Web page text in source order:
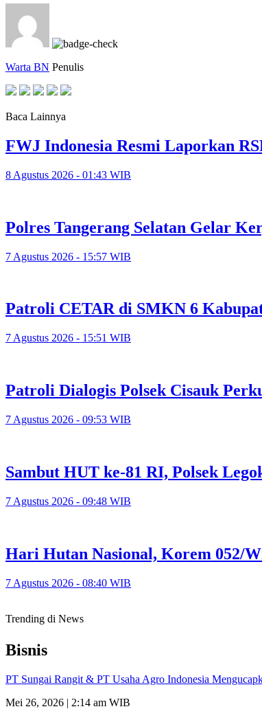
Warta BN Penulis
Baca Lainnya
FWJ Indonesia Resmi Laporkan
8 Agustus 2026 - 01:43 WIB
Polres Tangerang Selatan Gelar
7 Agustus 2026 - 15:57 WIB
Patroli CETAR di SMKN 6
7 Agustus 2026 - 15:51 WIB
Patroli Dialogis Polsek Cisauk
7 Agustus 2026 - 09:53 WIB
Sambut HUT ke-81 RI, Polsek
7 Agustus 2026 - 09:48 WIB
Hari Hutan Nasional, Korem 052/
7 Agustus 2026 - 08:40 WIB
Trending di News
Bisnis
PT Sungai Rangit & PT Usaha Agro Indonesia
Mei 26, 2026 | 2:14 am WIB